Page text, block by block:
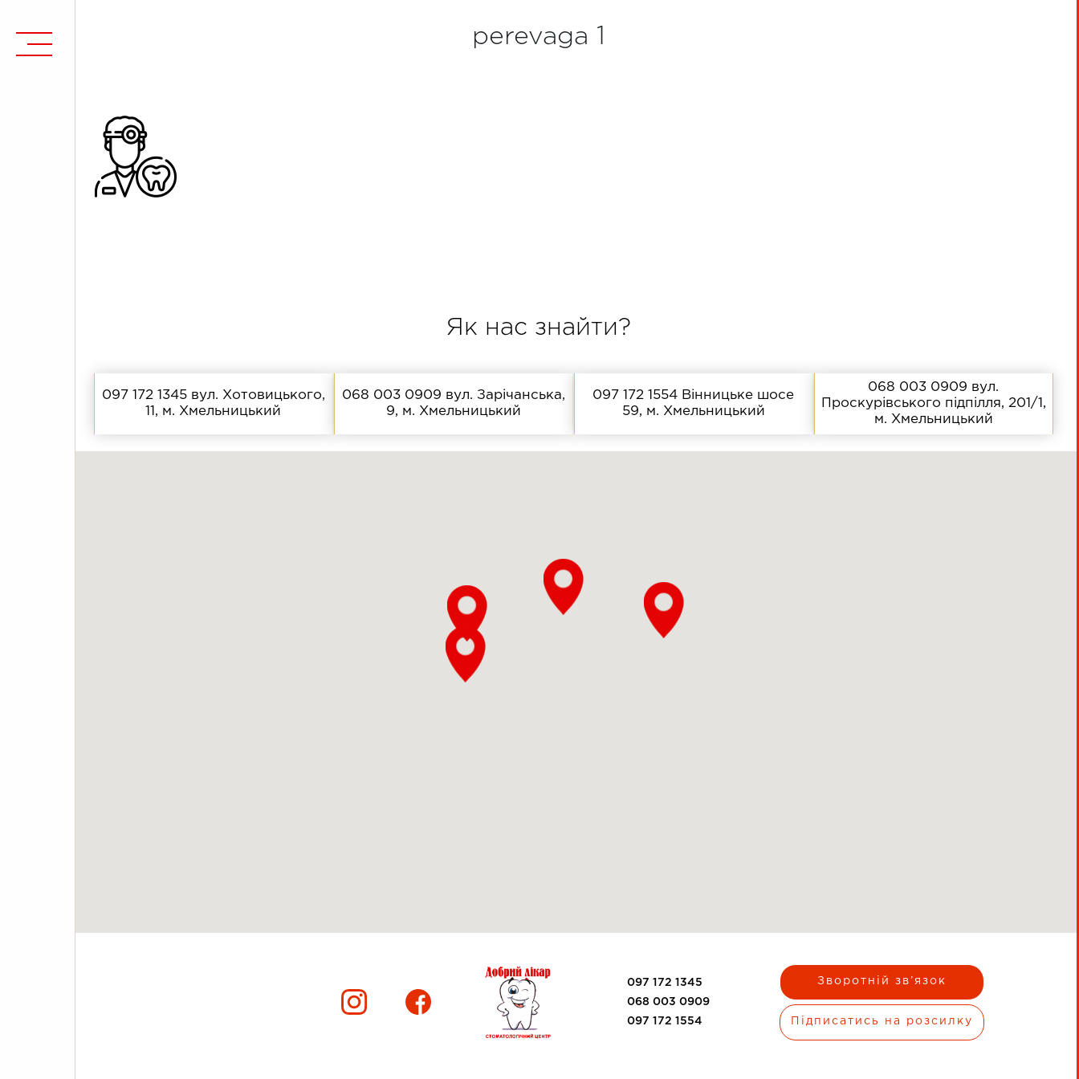
perevaga 1
Як нас знайти?
097 172 1345вул. Хотовицького,
11, м. Хмельницький
068 003 0909 вул. Зарічанська,
9, м. Хмельницький
097 172 1554 Вінницьке шосе
59, м. Хмельницький
068 003 0909 вул.
Проскурівського підпілля, 201/1,
м. Хмельницький
097 172 1345
068 003 0909
097 172 1554
Зворотній зв’язок
Підписатись на розсилку